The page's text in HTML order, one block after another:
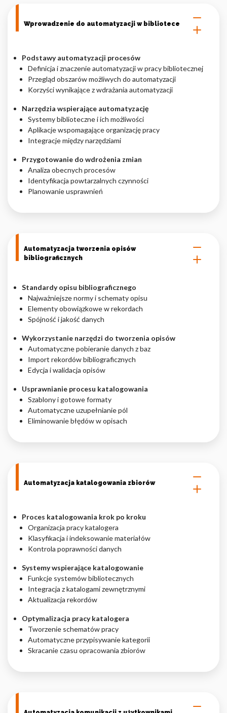
Wprowadzenie do automatyzacji w bibliotece
Podstawy automatyzacji procesów
Definicja i znaczenie automatyzacji w pracy bibliotecznej
Przegląd obszarów możliwych do automatyzacji
Korzyści wynikające z wdrażania automatyzacji
Narzędzia wspierające automatyzację
Systemy biblioteczne i ich możliwości
Aplikacje wspomagające organizację pracy
Integracje między narzędziami
Przygotowanie do wdrożenia zmian
Analiza obecnych procesów
Identyfikacja powtarzalnych czynności
Planowanie usprawnień
Automatyzacja tworzenia opisów
bibliograficznych
Standardy opisu bibliograficznego
Najważniejsze normy i schematy opisu
Elementy obowiązkowe w rekordach
Spójność i jakość danych
Wykorzystanie narzędzi do tworzenia opisów
Automatyczne pobieranie danych z baz
Import rekordów bibliograficznych
Edycja i walidacja opisów
Usprawnianie procesu katalogowania
Szablony i gotowe formaty
Automatyczne uzupełnianie pól
Eliminowanie błędów w opisach
Automatyzacja katalogowania zbiorów
Proces katalogowania krok po kroku
Organizacja pracy katalogera
Klasyfikacja i indeksowanie materiałów
Kontrola poprawności danych
Systemy wspierające katalogowanie
Funkcje systemów bibliotecznych
Integracja z katalogami zewnętrznymi
Aktualizacja rekordów
Optymalizacja pracy katalogera
Tworzenie schematów pracy
Automatyczne przypisywanie kategorii
Skracanie czasu opracowania zbiorów
klasyfikowania, wraz z dostawcami poszczególnych ciasteczek.
Odrzuć
Zapisz moje preferencje